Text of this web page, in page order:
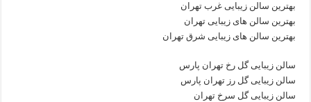
بهترین سالن زیبایی غرب تهران
بهترین سالن های زیبایی تهران
بهترین سالن های زیبایی شرق تهران
سالن زیبایی گل رخ تهران پارس
سالن زیبایی گل رز تهران پارس
سالن زیبایی گل سرخ تهران